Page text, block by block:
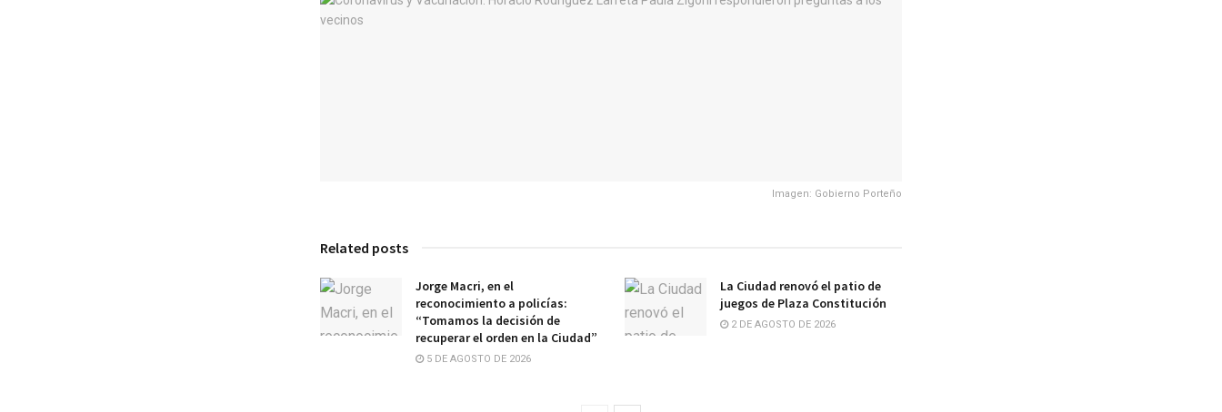
Imagen: Gobierno Porteño
Related posts
Jorge Macri, en el
reconocimiento a policías:
“Tomamos la decisión de
recuperar el orden en la Ciudad”
5 DE AGOSTO DE 2026
La Ciudad renovó el patio de
juegos de Plaza Constitución
2 DE AGOSTO DE 2026